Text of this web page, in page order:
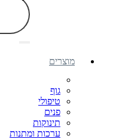
מוצרים
גוף
טיפולי
פנים
תינוקות
ערכות ומתנות